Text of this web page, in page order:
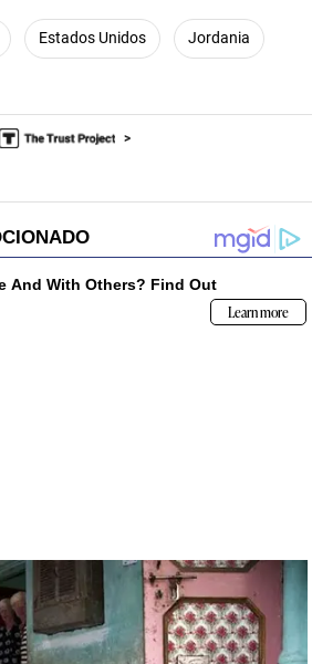
Estados Unidos Jordania